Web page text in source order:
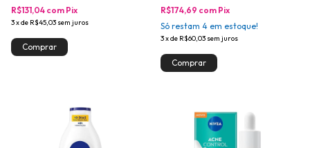
3xde R$45,03 sem juros
R$131,04 com Pix
3xde R$60,03 sem juros
R$174,69 com Pix
Só restam 4 em estoque!